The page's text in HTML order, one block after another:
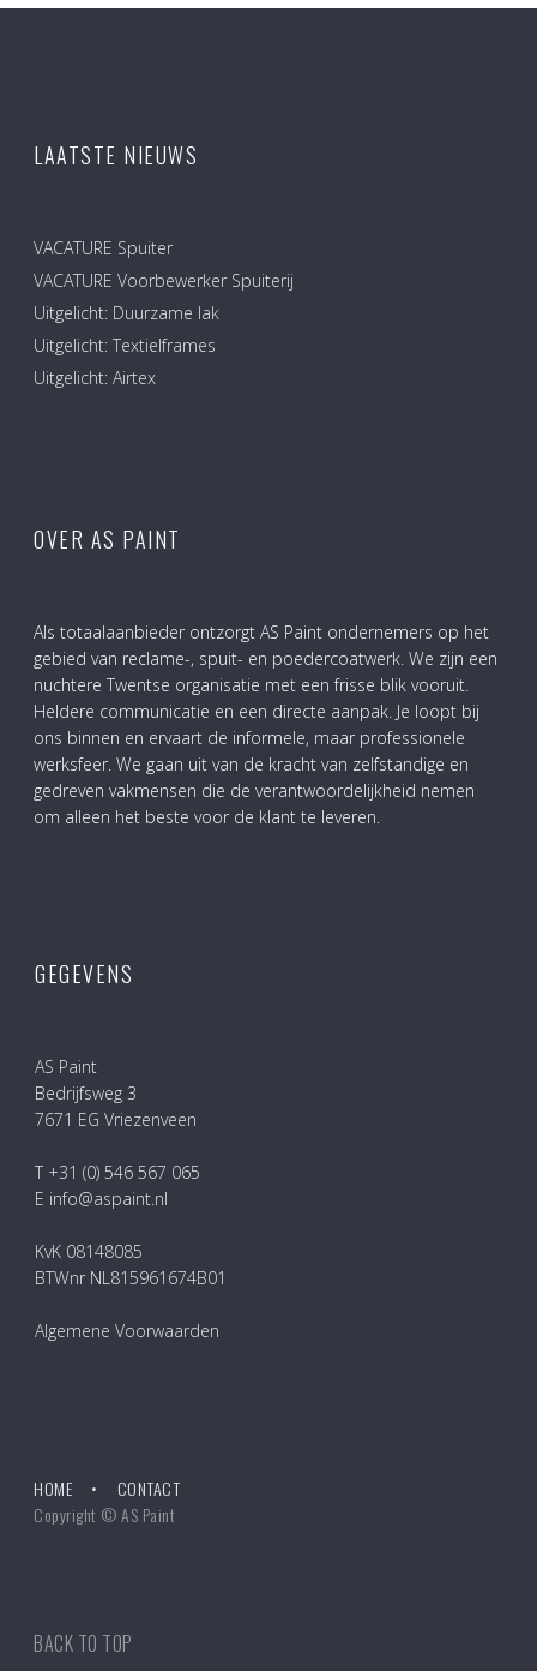
LAATSTE NIEUWS
VACATURE Spuiter
VACATURE Voorbewerker Spuiterij
Uitgelicht: Duurzame lak
Uitgelicht: Textielframes
Uitgelicht: Airtex
OVER AS PAINT
Als totaalaanbieder ontzorgt AS Paint ondernemers op het
gebied van reclame-, spuit- en poedercoatwerk. We zijn een
nuchtere Twentse organisatie met een frisse blik vooruit.
Heldere communicatie en een directe aanpak. Je loopt bij
ons binnen en ervaart de informele, maar professionele
werksfeer. We gaan uit van de kracht van zelfstandige en
gedreven vakmensen die de verantwoordelijkheid nemen
om alleen het beste voor de klant te leveren.
GEGEVENS
AS Paint
Bedrijfsweg 3
7671 EG Vriezenveen
T +31 (0) 546 567 065
E info@aspaint.nl
KvK 08148085
BTWnr NL815961674B01
Algemene Voorwaarden
HOME
CONTACT
Copyright © AS Paint
BACK TO TOP